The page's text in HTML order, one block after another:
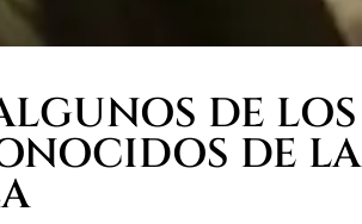
DE LOS
DE LA